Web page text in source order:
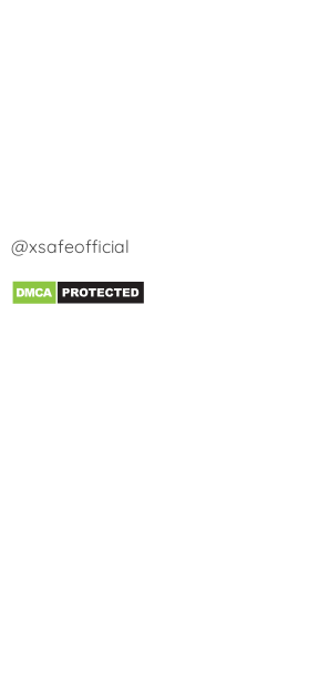
@xsafeofficial